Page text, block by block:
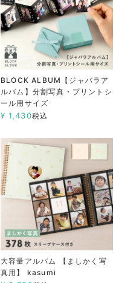
BLOCK ALBUM【ジャバラア
ルバム】分割写真・プリントシ
ール用サイズ
¥ 1,430税込
大容量アルバム 【ましかく写
真用】 kasumi